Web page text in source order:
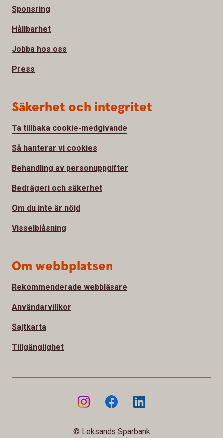
Sponsring
Hållbarhet
Jobba hos oss
Press
Säkerhet och integritet
Ta tillbaka cookie-medgivande
Så hanterar vi cookies
Behandling av personuppgifter
Bedrägeri och säkerhet
Om du inte är nöjd
Visselblåsning
Om webbplatsen
Rekommenderade webbläsare
Användarvillkor
Sajtkarta
Tillgänglighet
© Leksands Sparbank